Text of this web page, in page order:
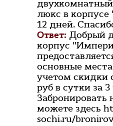
люкс в
12 дней.
Ответ: Добрый
корпус
основные
учетом скидки
руб в сутки за 3
Забронировать
можете здесь
sochi.ru/